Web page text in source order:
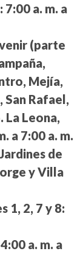
7:00 a. m. a
(parte
Mejía,
San Rafael,
La Leona,
a 7:00 a. m.
de
y Villa
1, 2, 7 y 8:
4:00 a. m. a